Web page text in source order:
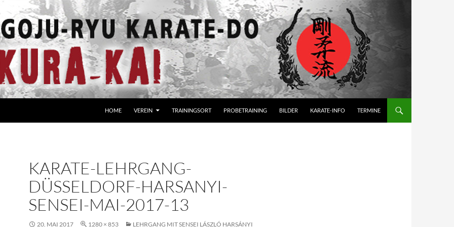
HOME VEREIN TRAININGSORT PROBETRAINING BILDER KARATE-INFO TERMINE
KARATE-LEHRGANG-
DÜSSELDORF-HARSANYI-
SENSEI-MAI-2017-13
20. MAI 2017 1280 × 853 LEHRGANG MIT SENSEI LÁSZLÓ HARSÁNYI